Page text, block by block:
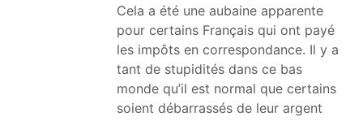
Cela a été une aubaine apparente
pour certains Français qui ont payé
les impôts en correspondance. Il y a
tant de stupidités dans ce bas
monde qu’il est normal que certains
soient débarrassés de leur argent